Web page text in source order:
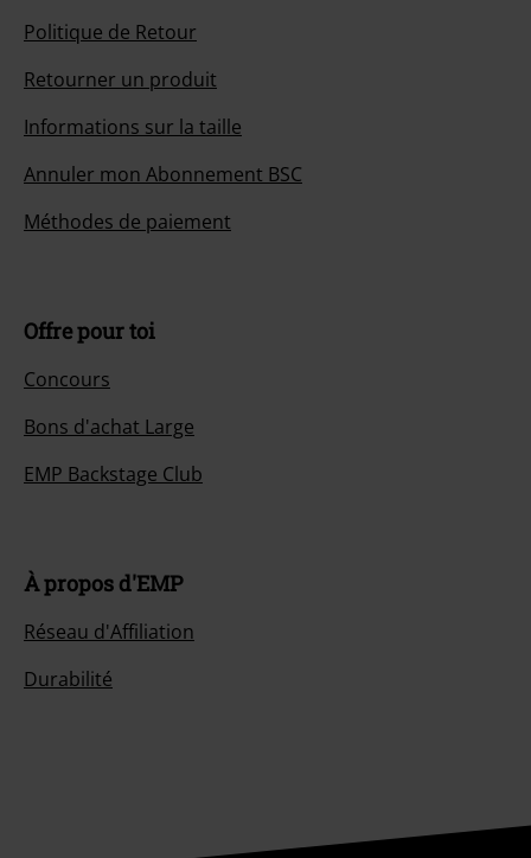
Politique de Retour
Retourner un produit
Informations sur la taille
Annuler mon Abonnement BSC
Méthodes de paiement
Offre pour toi
Concours
Bons d'achat Large
EMP Backstage Club
À propos d'EMP
Réseau d'Affiliation
Durabilité